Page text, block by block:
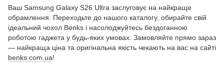
Ваш Samsung Galaxy S26 Ultra заслуговує на найкраще
обрамлення. Переходьте до нашого каталогу, обирайте свій
ідеальний чохол Benks і насолоджуйтесь бездоганною
роботою гаджета у будь-яких умовах. Замовляйте прямо зараз
— найкраща ціна та оригінальна якість чекають на вас на сайті
benks.com.ua!